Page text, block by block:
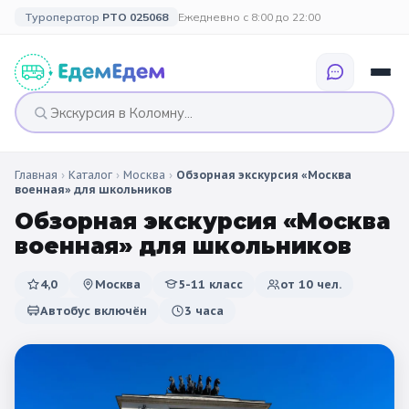
Туроператор РТО 025068 Ежедневно с 8:00 до 22:00
🎉 ПО ПРАЗДНИКАМ
Все праздники
🔔 1 сентября
🗳️ 18 сентября
🗓️ ПО КАНИКУЛАМ
🍂 Осенние
☀️ Летние
🗓️ ПО ДЛИТЕЛЬНОСТИ
Однодневные
🎉 СОБЫТИЙНЫЕ
каникулы
🎄 Новогодние
🌷 Весенние
Главная › Каталог › Москва › Обзорная экскурсия «Москва
военная» для школьников
Обзорная экскурсия «Москва
военная» для школьников
4,0 Москва 5-11 класс от 10 чел.
Автобус включён
3 часа